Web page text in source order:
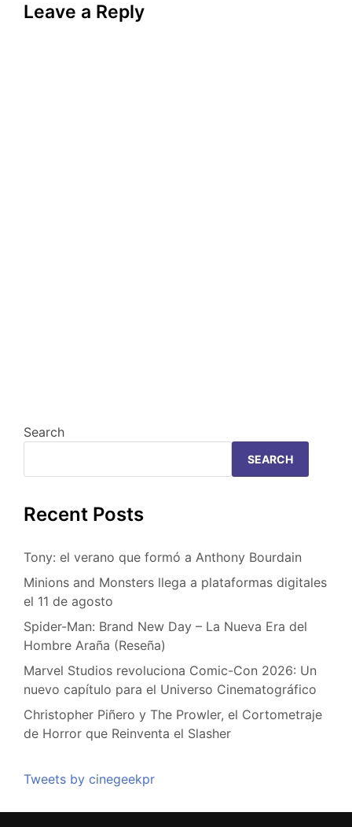
Leave a Reply
Search
SEARCH
Recent Posts
Tony: el verano que formó a Anthony Bourdain
Minions and Monsters llega a plataformas digitales
el 11 de agosto
Spider-Man: Brand New Day – La Nueva Era del
Hombre Araña (Reseña)
Marvel Studios revoluciona Comic-Con 2026: Un
nuevo capítulo para el Universo Cinematográfico
Christopher Piñero y The Prowler, el Cortometraje
de Horror que Reinventa el Slasher
Tweets by cinegeekpr